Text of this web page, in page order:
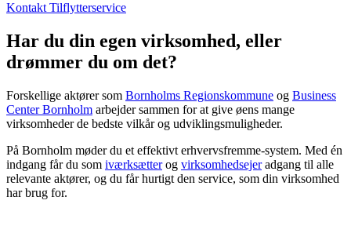
Kontakt Tilflytterservice
Har du din egen virksomhed, eller
drømmer du om det?
Forskellige aktører som Bornholms Regionskommune og Business
Center Bornholm arbejder sammen for at give øens mange
virksomheder de bedste vilkår og udviklingsmuligheder.
På Bornholm møder du et effektivt erhvervsfremme-system. Med én
indgang får du som iværksætterog virksomhedsejeradgang til alle
relevante aktører, og du får hurtigt den service, som din virksomhed
har brug for.